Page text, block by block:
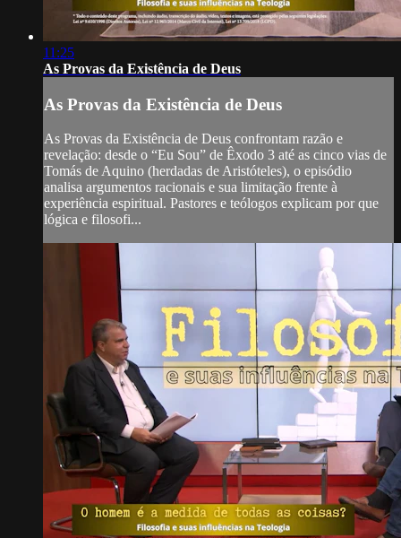
11:25
As Provas da Existência de Deus
As Provas da Existência de Deus
As Provas da Existência de Deus confrontam razão e
revelação: desde o “Eu Sou” de Êxodo 3 até as cinco vias de
Tomás de Aquino (herdadas de Aristóteles), o episódio
analisa argumentos racionais e sua limitação frente à
experiência espiritual. Pastores e teólogos explicam por que
lógica e filosofi...